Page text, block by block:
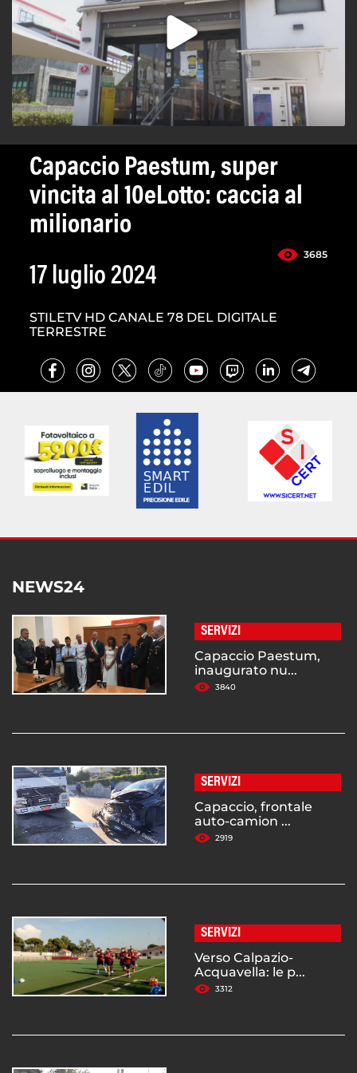
Capaccio Paestum, super
vincita al 10eLotto: caccia al
milionario
3685
17 luglio 2024
STILETV HD CANALE 78 DEL DIGITALE
TERRESTRE
NEWS24
SERVIZI
Capaccio Paestum,
inaugurato nu...
3840
SERVIZI
Capaccio, frontale
auto-camion ...
2919
SERVIZI
Verso Calpazio-
Acquavella: le p...
3312